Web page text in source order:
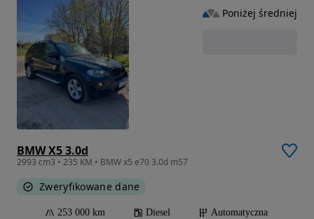
BMW X5 3.0d
2993 cm3 • 235 KM • BMW x5 e70 3.0d m57
Zweryfikowane dane
253 000 km Diesel
Automatyczna
Poniżej średniej